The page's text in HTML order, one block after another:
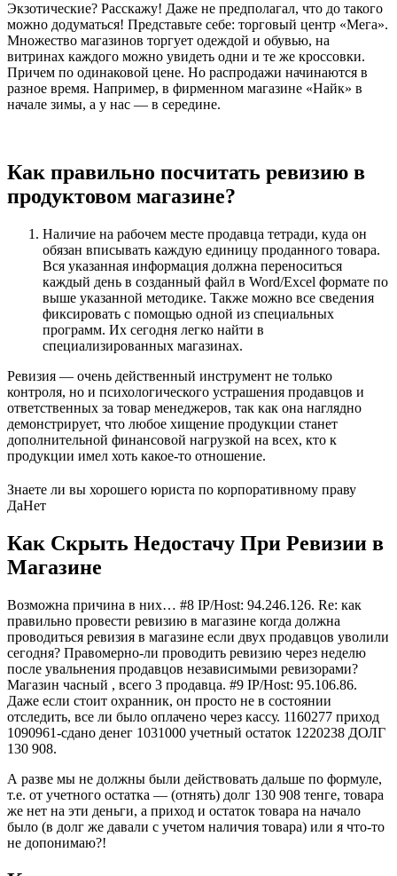
Экзотические? Расскажу! Даже не предполагал, что до такого
можно додуматься! Представьте себе: торговый центр «Мега».
Множество магазинов торгует одеждой и обувью, на
витринах каждого можно увидеть одни и те же кроссовки.
Причем по одинаковой цене. Но распродажи начинаются в
разное время. Например, в фирменном магазине «Найк» в
начале зимы, а у нас — в середине.
Как правильно посчитать ревизию в
продуктовом магазине?
Наличие на рабочем месте продавца тетради, куда он
обязан вписывать каждую единицу проданного товара.
Вся указанная информация должна переноситься
каждый день в созданный файл в Word/Excel формате по
выше указанной методике. Также можно все сведения
фиксировать с помощью одной из специальных
программ. Их сегодня легко найти в
специализированных магазинах.
Ревизия — очень действенный инструмент не только
контроля, но и психологического устрашения продавцов и
ответственных за товар менеджеров, так как она наглядно
демонстрирует, что любое хищение продукции станет
дополнительной финансовой нагрузкой на всех, кто к
продукции имел хоть какое-то отношение.
Знаете ли вы хорошего юриста по корпоративному праву
ДаНет
Как Скрыть Недостачу При Ревизии в
Магазине
Возможна причина в них… #8 IP/Host: 94.246.126. Re: как
правильно провести ревизию в магазине когда должна
проводиться ревизия в магазине если двух продавцов уволили
сегодня? Правомерно-ли проводить ревизию через неделю
после увальнения продавцов независимыми ревизорами?
Магазин часный , всего 3 продавца. #9 IP/Host: 95.106.86.
Даже если стоит охранник, он просто не в состоянии
отследить, все ли было оплачено через кассу. 1160277 приход
1090961-сдано денег 1031000 учетный остаток 1220238 ДОЛГ
130 908.
А разве мы не должны были действовать дальше по формуле,
т.е. от учетного остатка — (отнять) долг 130 908 тенге, товара
же нет на эти деньги, а приход и остаток товара на начало
было (в долг же давали с учетом наличия товара) или я что-то
не допонимаю?!